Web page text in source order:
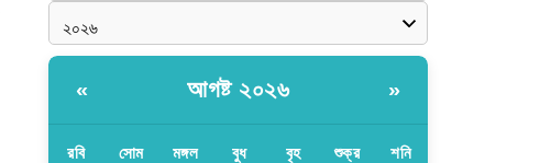
« আগষ্ট ২০২৬ »
রবি সোম মঙ্গল বুধ বৃহ শুক্র শনি